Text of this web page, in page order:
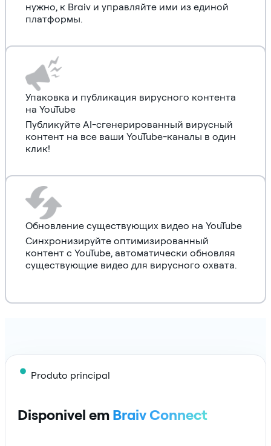
нужно, к Braiv и управляйте ими из единой
платформы.
Упаковка и публикация вирусного контента
на YouTube
Публикуйте AI-сгенерированный вирусный
контент на все ваши YouTube-каналы в один
клик!
Обновление существующих видео на YouTube
Синхронизируйте оптимизированный
контент с YouTube, автоматически обновляя
существующие видео для вирусного охвата.
Produto principal
Disponivel em Braiv Connect